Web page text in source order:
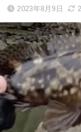
2023年8月9日